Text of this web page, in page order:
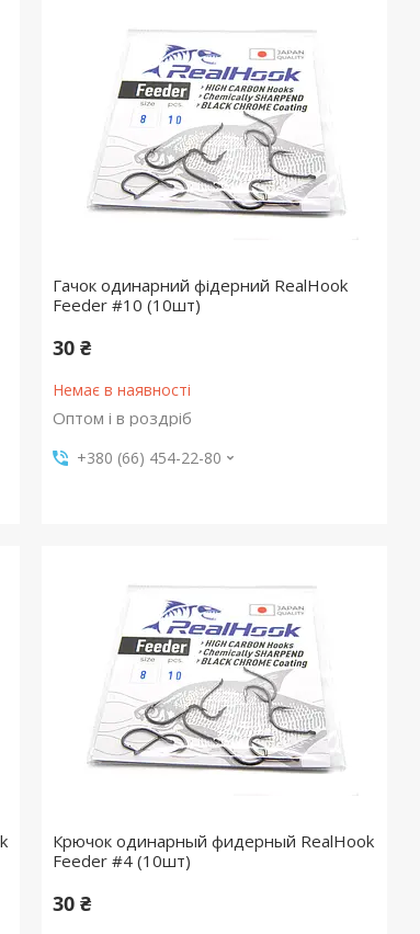
Гачок одинарний фідерний RealHook
Feeder #10 (10шт)
30 ₴
Немає в наявності
Оптом і в роздріб
+380 (66) 454-22-80
Крючок одинарный фидерный RealHook
Feeder #4 (10шт)
30 ₴